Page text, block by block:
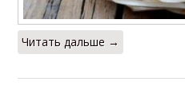
Читать дальше →